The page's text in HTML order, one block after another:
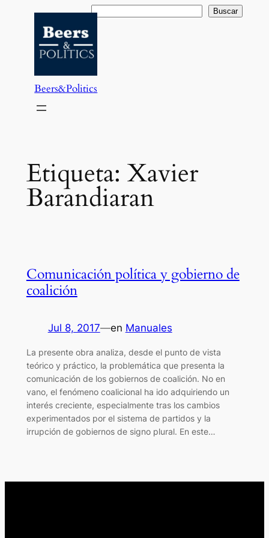
contenido
Buscar Buscar
Beers&Politics
Etiqueta: Xavier
Barandiaran
Comunicación política y gobierno de
coalición
Jul 8, 2017—en Manuales
La presente obra analiza, desde el punto de vista
teórico y práctico, la problemática que presenta la
comunicación de los gobiernos de coalición. No en
vano, el fenómeno coalicional ha ido adquiriendo un
interés creciente, especialmente tras los cambios
experimentados por el sistema de partidos y la
irrupción de gobiernos de signo plural. En este…